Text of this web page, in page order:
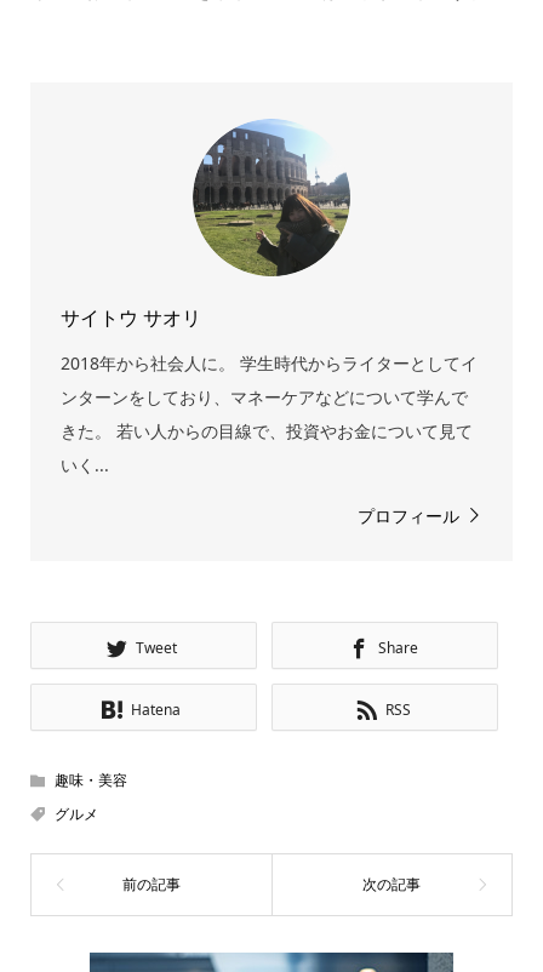
サイトウ サオリ
2018年から社会人に。 学生時代からライターとしてイ
ンターンをしており、マネーケアなどについて学んで
きた。 若い人からの目線で、投資やお金について見て
いく...
プロフィール
Tweet Share
Hatena RSS
趣味・美容
グルメ